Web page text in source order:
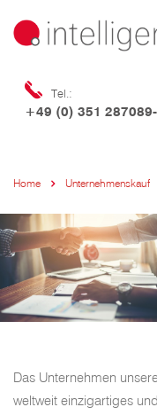
Tel.:
+49 (0) 351
Home Unternehmenskauf
Das Unternehmen
weltweit einzigartiges